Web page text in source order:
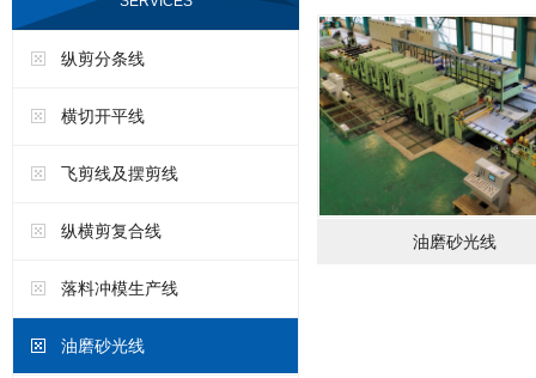
纵剪分条线
横切开平线
飞剪线及摆剪线
纵横剪复合线
落料冲模生产线
油磨砂光线
油磨砂光线